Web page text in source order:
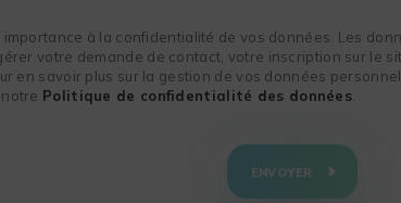
importance à la confidentialité de vos données. Les
votre demande de contact, votre inscription sur le
en savoir plus sur la gestion de vos données
Politique de confidentialité des données
ENVOYER